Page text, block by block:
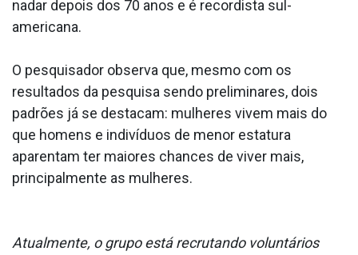
nadar depois dos 70 anos e é recordista sul-
americana.
O pesquisador observa que, mesmo com os
resultados da pesquisa sendo preliminares, dois
padrões já se destacam: mulheres vivem mais do
que homens e indivíduos de menor estatura
aparentam ter maiores chances de viver mais,
principalmente as mulheres.
Atualmente, o grupo está recrutando voluntários